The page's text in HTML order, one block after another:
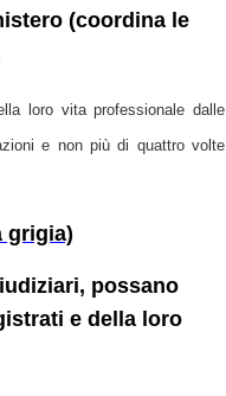
(coordina le
loro vita professionale dalle
e non più di quattro volte
grigia)
possano
e della loro